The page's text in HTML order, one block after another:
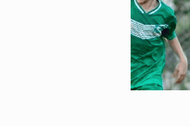
TEMAS
PREVISÃO:
A ILHA: